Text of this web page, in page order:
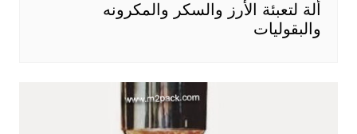
ألة لتعبئة الأرز والسكر والمكرونه
والبقوليات